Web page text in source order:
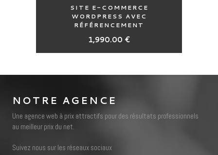
SITE E-COMMERCE
WORDPRESS AVEC
RÉFÉRENCEMENT
1,990.00 €
NOTRE AGENCE
Une agence web à prix attractifs pour des résultats professionnels
au meilleur prix du net.
Suivez nous sur les réseaux sociaux